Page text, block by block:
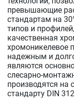
превышающие
стандартам на
типов и
качественная
хромоникелевое
надежным и
являются
слесарно-
производятся на
стандарту DIN